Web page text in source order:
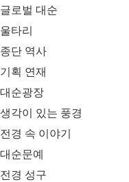
글로벌 대순
울타리
종단 역사
기획 연재
대순광장
생각이 있는 풍경
전경 속 이야기
대순문예
전경 성구